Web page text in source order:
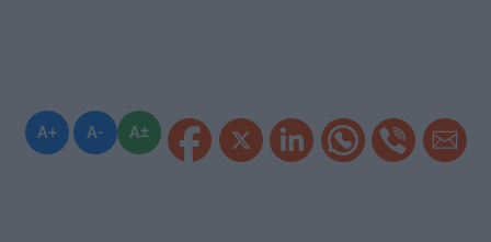
A+ A- A±